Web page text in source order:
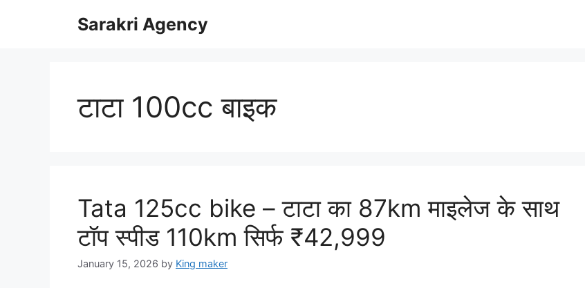
Sarakri Agency
टाटा 100cc बाइक
Tata 125cc bike – टाटा का 87km माइलेज के साथ
टॉप स्पीड 110km सिर्फ ₹42,999
January 15, 2026 by King maker